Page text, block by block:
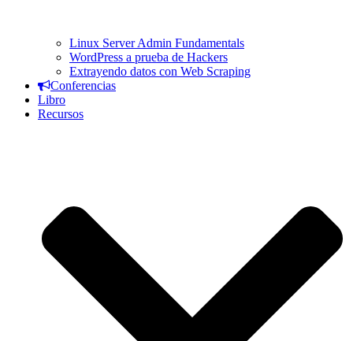
Linux Server Admin Fundamentals
WordPress a prueba de Hackers
Extrayendo datos con Web Scraping
Conferencias
Libro
Recursos